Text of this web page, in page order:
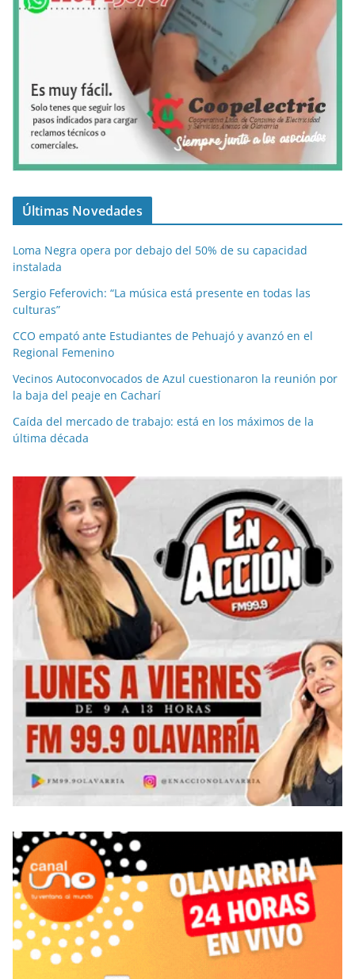
Últimas Novedades
Loma Negra opera por debajo del 50% de su capacidad
instalada
Sergio Feferovich: “La música está presente en todas las
culturas”
CCO empató ante Estudiantes de Pehuajó y avanzó en el
Regional Femenino
Vecinos Autoconvocados de Azul cuestionaron la reunión por
la baja del peaje en Cacharí
Caída del mercado de trabajo: está en los máximos de la
última década